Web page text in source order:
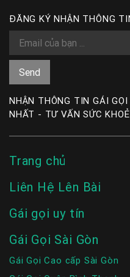
ĐĂNG KÝ NHẬN THÔNG
NHẬN THÔNG TIN GÁI
NHẤT - TƯ VẤN SỨC
Trang chủ
Liên Hệ Lên Bài
Gái gọi uy tín
Gái Gọi Sài Gòn
Gái Gọi Cao cấp Sài Gòn